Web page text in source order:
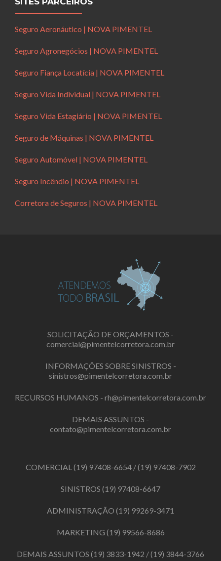
Seguro Aeronáutico | NOVA PIMENTEL
Seguro Agronegócios | NOVA PIMENTEL
Seguro Fiança Locatícia | NOVA PIMENTEL
Seguro Vida Individual | NOVA PIMENTEL
Seguro Vida Estagiário | NOVA PIMENTEL
Seguro de Máquinas | NOVA PIMENTEL
Seguro Automóvel | NOVA PIMENTEL
Seguro Incêndio | NOVA PIMENTEL
Corretora de Seguros | NOVA PIMENTEL
SOLICITAÇÃO DE ORÇAMENTOS -
comercial@pimentelcorretora.com.br
INFORMAÇÕES SOBRE SINISTROS -
sinistros@pimentelcorretora.com.br
RECURSOS HUMANOS - rh@pimentelcorretora.com.br
DEMAIS ASSUNTOS -
contato@pimentelcorretora.com.br
COMERCIAL(19) 97408-6654/(19) 97408-7902
SINISTROS (19) 97408-6647
ADMINISTRAÇÃO (19) 99269-3471
MARKETING (19) 99566-8686
DEMAIS ASSUNTOS (19) 3833-1942 /(19) 3844-3766